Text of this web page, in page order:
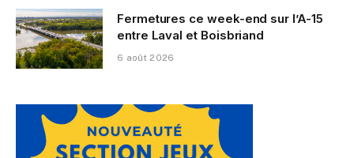
Fermetures ce week-end sur l’A-15
entre Laval et Boisbriand
6 août 2026